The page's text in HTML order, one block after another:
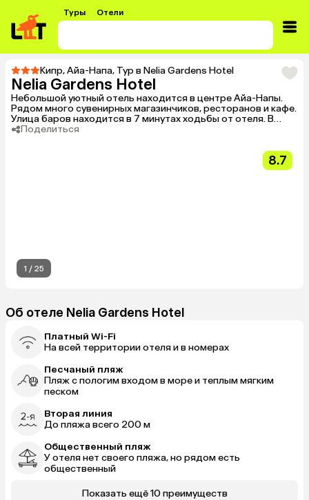
Туры Отели
Кипр,Айа-Напа, Тур в Nelia Gardens Hotel
Nelia Gardens Hotel
Небольшой уютный отель находится в центре Айа-Напы.
Рядом много сувенирных магазинчиков, ресторанов и кафе.
Улица баров находится в 7 минутах ходьбы от отеля. В
шаговой доступности Музей моря и монастырь Айя-Напы.
Поделиться
8.7
1 / 25
Об отеле Nelia Gardens Hotel
Платный Wi-Fi
На всей территории отеля и в номерах
Песчаный пляж
Пляж с пологим входом в море и теплым мягким
песком
Вторая линия
До пляжа всего 200 м
Общественный пляж
У отеля нет своего пляжа, но рядом есть
общественный
Показать ещё 10 преимуществ